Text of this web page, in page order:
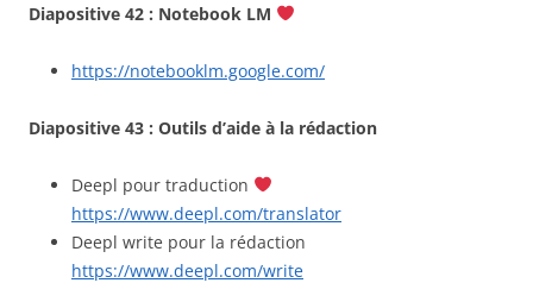
Diapositive 42 : Notebook LM
https://notebooklm.google.com/
Diapositive 43 : Outils d’aide à la rédaction
Deepl pour traduction
https://www.deepl.com/translator
Deepl write pour la rédaction
https://www.deepl.com/write